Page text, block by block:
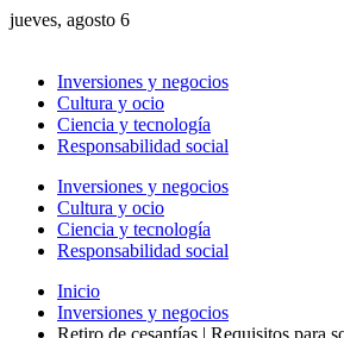
jueves, agosto 6
Inversiones y negocios
Cultura y ocio
Ciencia y tecnología
Responsabilidad social
Inversiones y negocios
Cultura y ocio
Ciencia y tecnología
Responsabilidad social
Inicio
Inversiones y negocios
Retiro de cesantías | Requisitos para